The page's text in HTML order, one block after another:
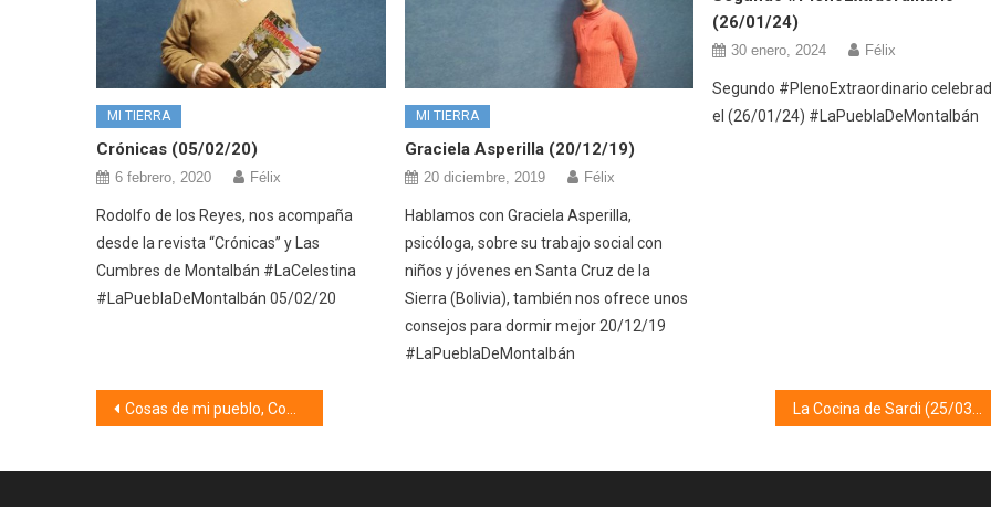
MI TIERRA
Crónicas (05/02/20)
6 febrero, 2020 Félix
Rodolfo de los Reyes, nos acompaña
desde la revista “Crónicas” y Las
Cumbres de Montalbán #LaCelestina
#LaPueblaDeMontalbán 05/02/20
MI TIERRA
Graciela Asperilla (20/12/19)
20 diciembre, 2019 Félix
Hablamos con Graciela Asperilla,
psicóloga, sobre su trabajo social con
niños y jóvenes en Santa Cruz de la
Sierra (Bolivia), también nos ofrece unos
consejos para dormir mejor 20/12/19
#LaPueblaDeMontalbán
(26/01/24)
30 enero, 2024 Félix
Segundo #PlenoExtraordinario
el (26/01/24) #LaPueblaDeMontalbán
Navegación
Cosas de mi pueblo, Coplillas y Apodos (24/03/26)